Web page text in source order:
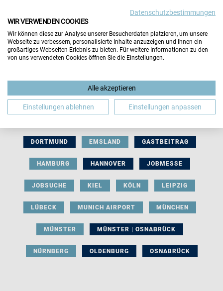
BERUFLICHE ORIENTIERUNG BEWERBUNG
DORTMUND EMSLAND GASTBEITRAG
HAMBURG HANNOVER JOBMESSE
JOBSUCHE KIEL KÖLN LEIPZIG
LÜBECK MUNICH AIRPORT MÜNCHEN
MÜNSTER MÜNSTER | OSNABRÜCK
NÜRNBERG OLDENBURG OSNABRÜCK
Datenschutzbestimmungen
WIR VERWENDEN COOKIES
Wir können diese zur Analyse unserer Besucherdaten platzieren, um unsere
Webseite zu verbessern, personalisierte Inhalte anzuzeigen und Ihnen ein
großartiges Webseiten-Erlebnis zu bieten. Für weitere Informationen zu den
von uns verwendeten Cookies öffnen Sie die Einstellungen.
Alle akzeptieren
Einstellungen ablehnen Einstellungen anpassen